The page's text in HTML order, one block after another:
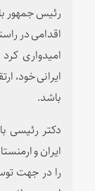
رئیس جمهور
اقدامی در
امیدواری
ایرانی خود،
باشد.
دکتر رئیسی
ایران و
را در جهت